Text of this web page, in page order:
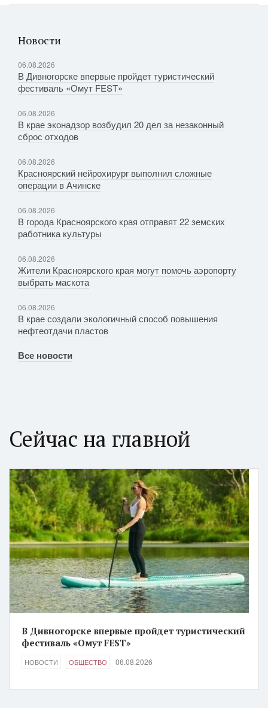
Новости
06.08.2026
В Дивногорске впервые пройдет туристический
фестиваль «Омут FEST»
06.08.2026
В крае эконадзор возбудил 20 дел за незаконный
сброс отходов
06.08.2026
Красноярский нейрохирург выполнил сложные
операции в Ачинске
06.08.2026
В города Красноярского края отправят 22 земских
работника культуры
06.08.2026
Жители Красноярского края могут помочь аэропорту
выбрать маскота
06.08.2026
В крае создали экологичный способ повышения
нефтеотдачи пластов
Все новости
Сейчас на главной
В Дивногорске впервые пройдет туристический
фестиваль «Омут FEST»
НОВОСТИ ОБЩЕСТВО 06.08.2026